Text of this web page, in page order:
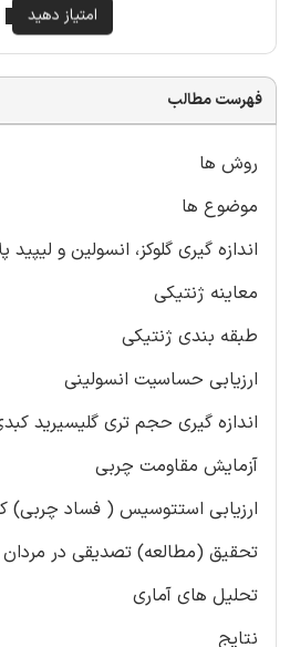
فهرست مطالب
روش ها
موضوع ها
اندازه گیری گلوکز، انسولین و لیپید
معاینه ژنتیکی
طبقه بندی ژنتیکی
ارزیابی حساسیت انسولینی
اندازه گیری حجم تری گلیسیرید
آزمایش مقاومت چربی
ارزیابی استتوسیس ( فساد چربی)
تحقیق (مطالعه) تصدیقی در
تحلیل های آماری
نتایج